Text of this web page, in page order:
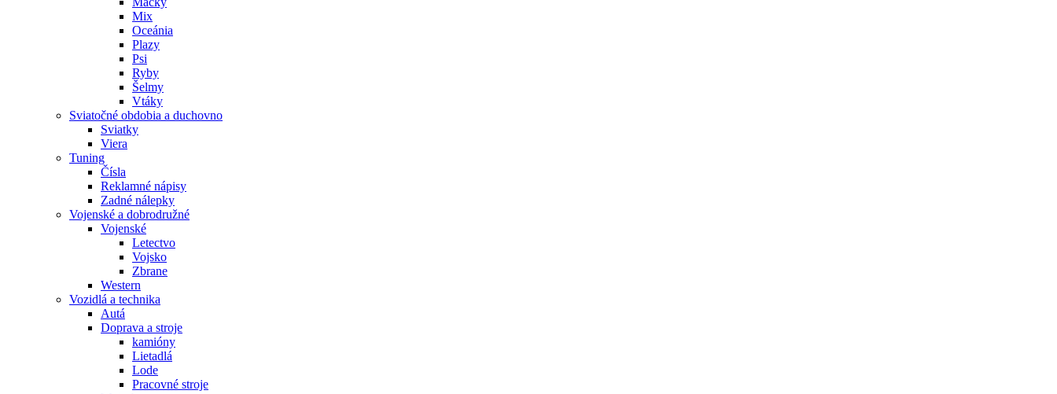
Mix
Oceánia
Plazy
Psi
Ryby
Šelmy
Vtáky
Sviatočné obdobia a duchovno
Sviatky
Viera
Tuning
Čísla
Reklamné nápisy
Zadné nálepky
Vojenské a dobrodružné
Vojenské
Letectvo
Vojsko
Zbrane
Western
Vozidlá a technika
Autá
Doprava a stroje
kamióny
Lietadlá
Lode
Pracovné stroje